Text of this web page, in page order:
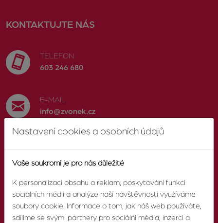
KONTAKTUJTE NÁS
TELEFON
603 246 680
E-MAIL
info@zvonek.cz
O AGENTUŘE
Nastavení cookies a osobních údajů
Vaše soukromí je pro nás důležité
K personalizaci obsahu a reklam, poskytování funkcí
sociálních médií a analýze naší návštěvnosti využíváme
soubory cookie. Informace o tom, jak náš web používáte,
sdílíme se svými partnery pro sociální média, inzerci a